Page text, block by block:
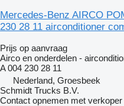
Mercedes-Benz AIRCO
230 28 11 airconditioner
Prijs op aanvraag
Airco en onderdelen -
A 004 230 28 11
Nederland, Groesbeek
Schmidt Trucks B.V.
Contact opnemen met verkoper